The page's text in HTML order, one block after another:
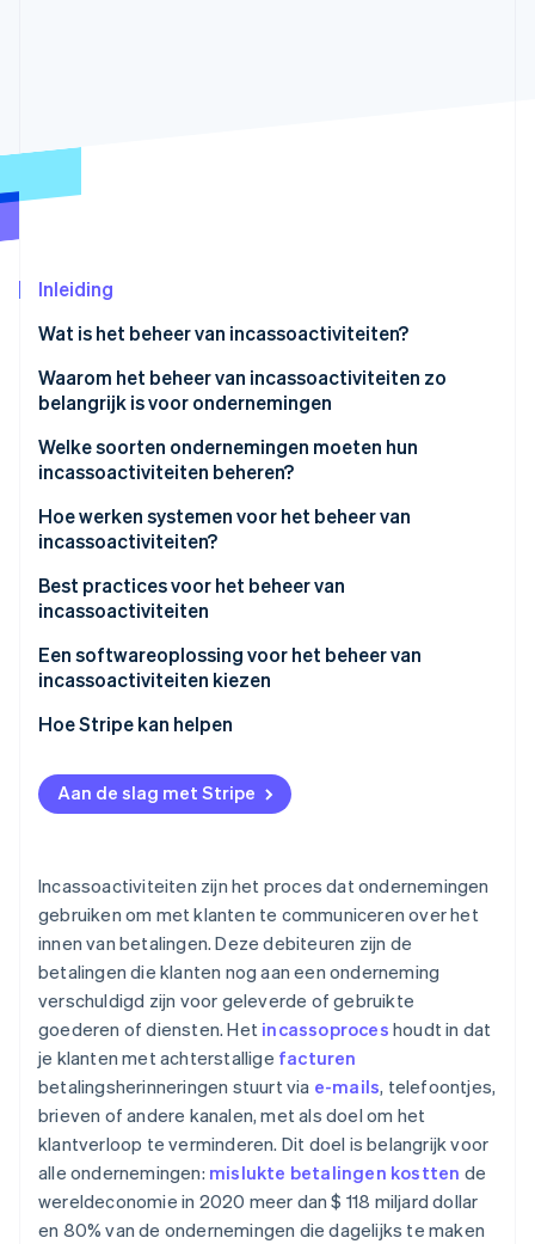
Nu bekijken
Inleiding
Wat is het beheer van incassoactiviteiten?
Waarom het beheer van incassoactiviteiten zo
belangrijk is voor ondernemingen
Welke soorten ondernemingen moeten hun
incassoactiviteiten beheren?
Hoe werken systemen voor het beheer van
incassoactiviteiten?
Best practices voor het beheer van
incassoactiviteiten
Een softwareoplossing voor het beheer van
incassoactiviteiten kiezen
Definieer je behoeften en doelen
Evalueer de functies en functionaliteit
Hoe Stripe kan helpen
Geautomatiseerde herinneringen en nieuwe
pogingen om betalingen te doen
Segmentatie en targeting
Uitgebreide rapportage en analyses
Gestroomlijnde integraties
Veilig en compliant
Wereldwijd bereik en schaalbaarheid
Aan de slag met Stripe
Incassoactiviteiten zijn het proces dat ondernemingen
gebruiken om met klanten te communiceren over het
innen van betalingen. Deze debiteuren zijn de
betalingen die klanten nog aan een onderneming
verschuldigd zijn voor geleverde of gebruikte
goederen of diensten. Het incassoproces houdt in dat
je klanten met achterstallige facturen
betalingsherinneringen stuurt via e-mails, telefoontjes,
brieven of andere kanalen, met als doel om het
klantverloop te verminderen. Dit doel is belangrijk voor
alle ondernemingen: mislukte betalingen kostten de
wereldeconomie in 2020 meer dan $ 118 miljard dollar
en 80% van de ondernemingen die dagelijks te maken